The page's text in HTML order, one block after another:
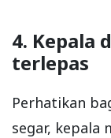
4. Kepala
terlepas
Perhatikan
segar, kepala